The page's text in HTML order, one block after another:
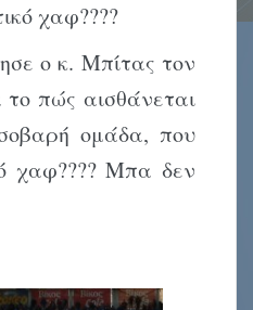
χαφ????
ο κ. Μπίτας τον
πώς αισθάνεται
ομάδα, που
χαφ???? Μπα δεν